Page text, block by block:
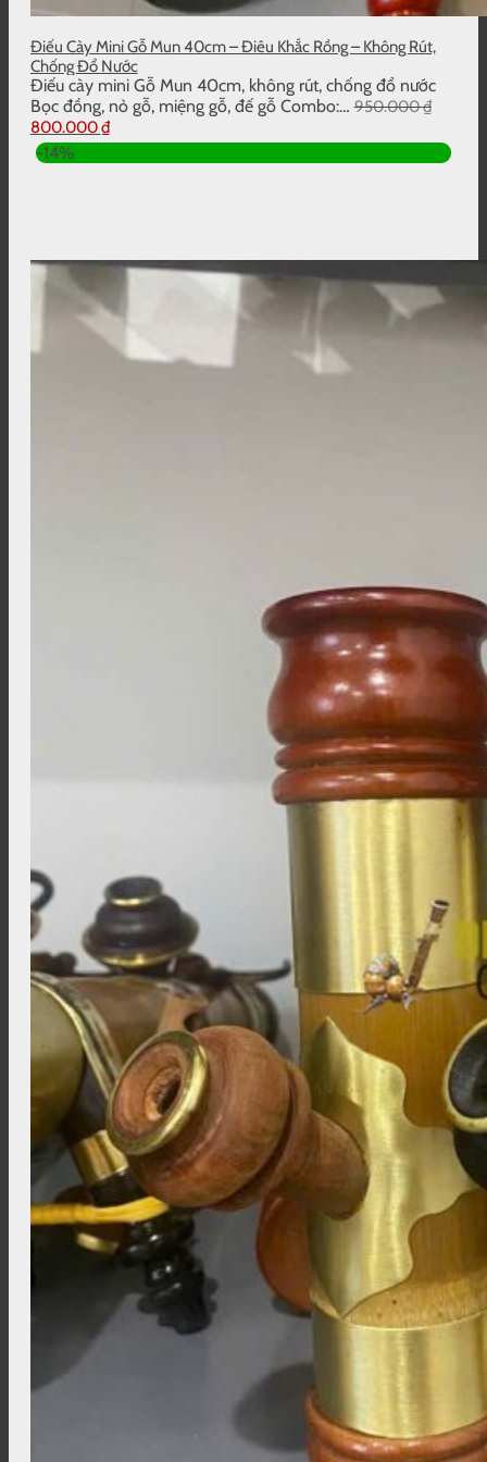
Điếu Cày Mini Gỗ Mun 40cm – Điêu Khắc Rồng – Không Rút,
Chống Đổ Nước
Điếu cày mini Gỗ Mun 40cm, không rút, chống đổ nước
Bọc đồng, nỏ gỗ, miệng gỗ, đế gỗ Combo:…950.000₫
Giá
gốc
là:
800.000₫Giá
hiện
tại
-14%